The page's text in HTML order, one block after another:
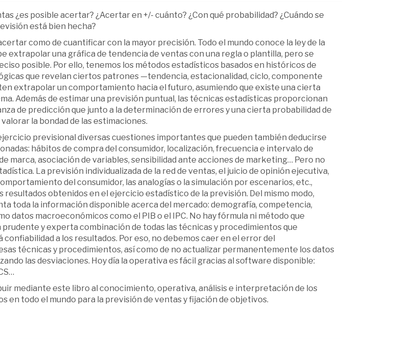
¿es posible acertar? ¿Acertar en +/- cuánto? ¿Con qué probabilidad? ¿Cuándo se
está bien hecha?
como de cuantificar con la mayor precisión. Todo el mundo conoce la ley de la
extrapolar una gráfica de tendencia de ventas con una regla o plantilla, pero se
posible. Por ello, tenemos los métodos estadísticos basados en históricos de
que revelan ciertos patrones —tendencia, estacionalidad, ciclo, componente
extrapolar un comportamiento hacia el futuro, asumiendo que existe una cierta
Además de estimar una previsión puntual, las técnicas estadísticas proporcionan
de predicción que junto a la determinación de errores y una cierta probabilidad de
la bondad de las estimaciones.
previsional diversas cuestiones importantes que pueden también deducirse
hábitos de compra del consumidor, localización, frecuencia e intervalo de
marca, asociación de variables, sensibilidad ante acciones de marketing… Pero no
La previsión individualizada de la red de ventas, el juicio de opinión ejecutiva,
del consumidor, las analogías o la simulación por escenarios, etc.,
resultados obtenidos en el ejercicio estadístico de la previsión. Del mismo modo,
toda la información disponible acerca del mercado: demografía, competencia,
datos macroeconómicos como el PIB o el IPC. No hay fórmula ni método que
prudente y experta combinación de todas las técnicas y procedimientos que
a los resultados. Por eso, no debemos caer en el error del
técnicas y procedimientos, así como de no actualizar permanentemente los datos
las desviaciones. Hoy día la operativa es fácil gracias al software disponible:
mediante este libro al conocimiento, operativa, análisis e interpretación de los
en todo el mundo para la previsión de ventas y fijación de objetivos.